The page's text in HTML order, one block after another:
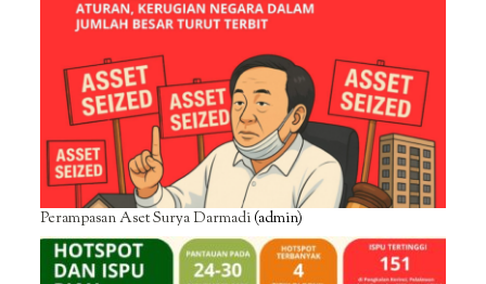
Perampasan Aset Surya Darmadi(admin)